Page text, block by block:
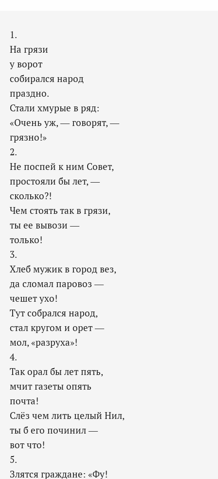
1.
На грязи
у ворот
собирался народ
праздно.
Стали хмурые в ряд:
«Очень уж, — говорят, —
грязно!»
2.
Не поспей к ним Совет,
простояли бы лет, —
сколько?!
Чем стоять так в грязи,
ты ее вывози —
только!
3.
Хлеб мужик в город вез,
да сломал паровоз —
чешет ухо!
Тут собрался народ,
стал кругом и орет —
мол, «разруха»!
4.
Так орал бы лет пять,
мчит газеты опять
почта!
Слёз чем лить целый Нил,
ты б его починил —
вот что!
5.
Злятся граждане: «Фу!